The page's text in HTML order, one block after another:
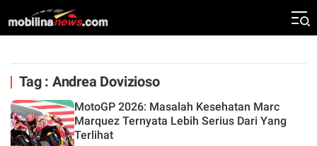
Tag : Andrea Dovizioso
MotoGP 2026: Masalah Kesehatan Marc
Marquez Ternyata Lebih Serius Dari Yang
Terlihat